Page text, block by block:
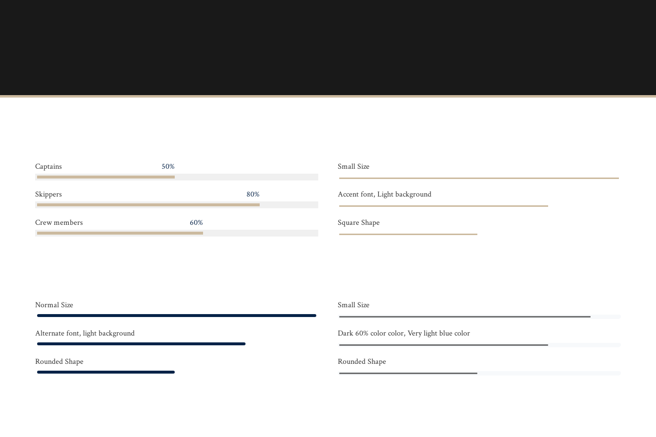
Captains 50%
Skippers 80%
Crew members 60%
Small Size
Accent font, Light background
Square Shape
Normal Size
Alternate font, light background
Rounded Shape
Small Size
Dark 60% color color, Very light blue color
Rounded Shape